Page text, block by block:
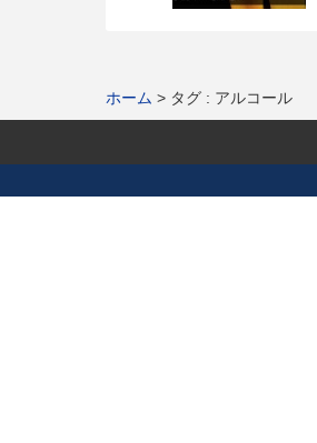
ホーム タグ : アルコール